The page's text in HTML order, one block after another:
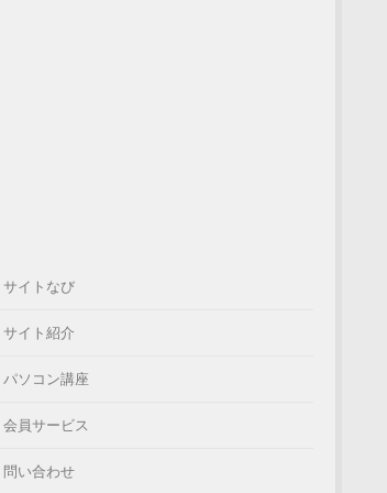
サイトなび
サイト紹介
パソコン講座
会員サービス
問い合わせ